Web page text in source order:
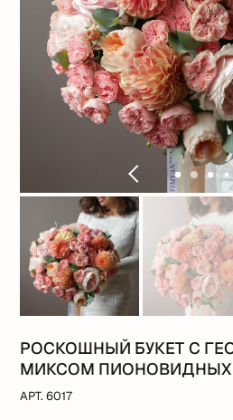
РОСКОШНЫЙ БУКЕТ С
МИКСОМ ПИОНОВИДНЫХ
АРТ. 6017